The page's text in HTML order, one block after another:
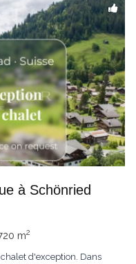
à Schönried
m2
d'exception. Dans